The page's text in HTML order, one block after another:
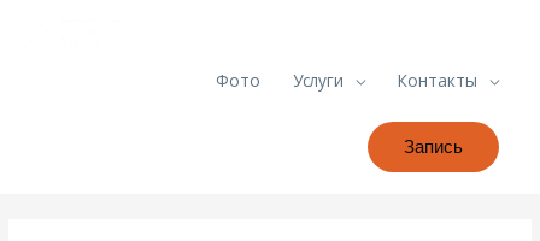
Фото Услуги Контакты
Запись